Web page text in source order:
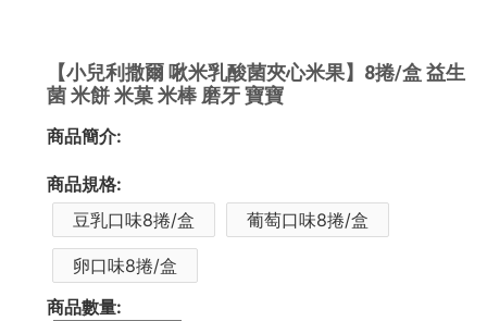
【小兒利撒爾 啾米乳酸菌夾心米果】8捲/盒 益生
菌 米餅 米菓 米棒 磨牙 寶寶
商品簡介:
商品規格:
豆乳口味8捲/盒
葡萄口味8捲/盒
卵口味8捲/盒
商品數量: